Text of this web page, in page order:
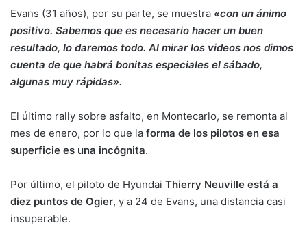
Evans (31 años), por su parte, se muestra «con un ánimo
positivo. Sabemos que es necesario hacer un buen
resultado, lo daremos todo. Al mirar los videos nos dimos
cuenta de que habrá bonitas especiales el sábado,
algunas muy rápidas».
El último rally sobre asfalto, en Montecarlo, se remonta al
mes de enero, por lo que la forma de los pilotos en esa
superficie es una incógnita.
Por último, el piloto de Hyundai Thierry Neuville está a
diez puntos de Ogier, y a 24 de Evans, una distancia casi
insuperable.